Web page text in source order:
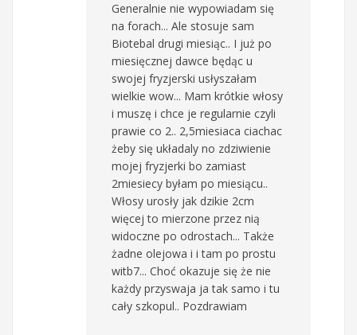
Generalnie nie wypowiadam się
na forach... Ale stosuje sam
Biotebal drugi miesiąc.. I już po
miesięcznej dawce będąc u
swojej fryzjerski usłyszałam
wielkie wow... Mam krótkie włosy
i muszę i chce je regularnie czyli
prawie co 2.. 2,5miesiaca ciachac
żeby się układaly no zdziwienie
mojej fryzjerki bo zamiast
2miesiecy byłam po miesiącu..
Włosy urosły jak dzikie 2cm
więcej to mierzone przez nią
widoczne po odrostach... Także
żadne olejowa i i tam po prostu
witb7... Choć okazuje się że nie
każdy przyswaja ja tak samo i tu
cały szkopul.. Pozdrawiam